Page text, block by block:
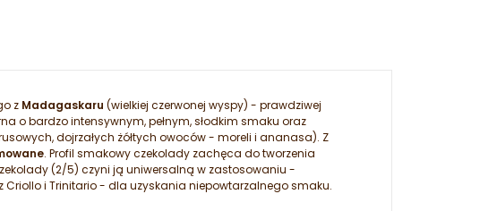
z Madagaskaru (wielkiej czerwonej wyspy) - prawdziwej
o bardzo intensywnym, pełnym, słodkim smaku oraz
dojrzałych żółtych owoców - moreli i ananasa). Z
. Profil smakowy czekolady zachęca do tworzenia
(2/5) czyni ją uniwersalną w zastosowaniu -
i Trinitario - dla uzyskania niepowtarzalnego smaku.